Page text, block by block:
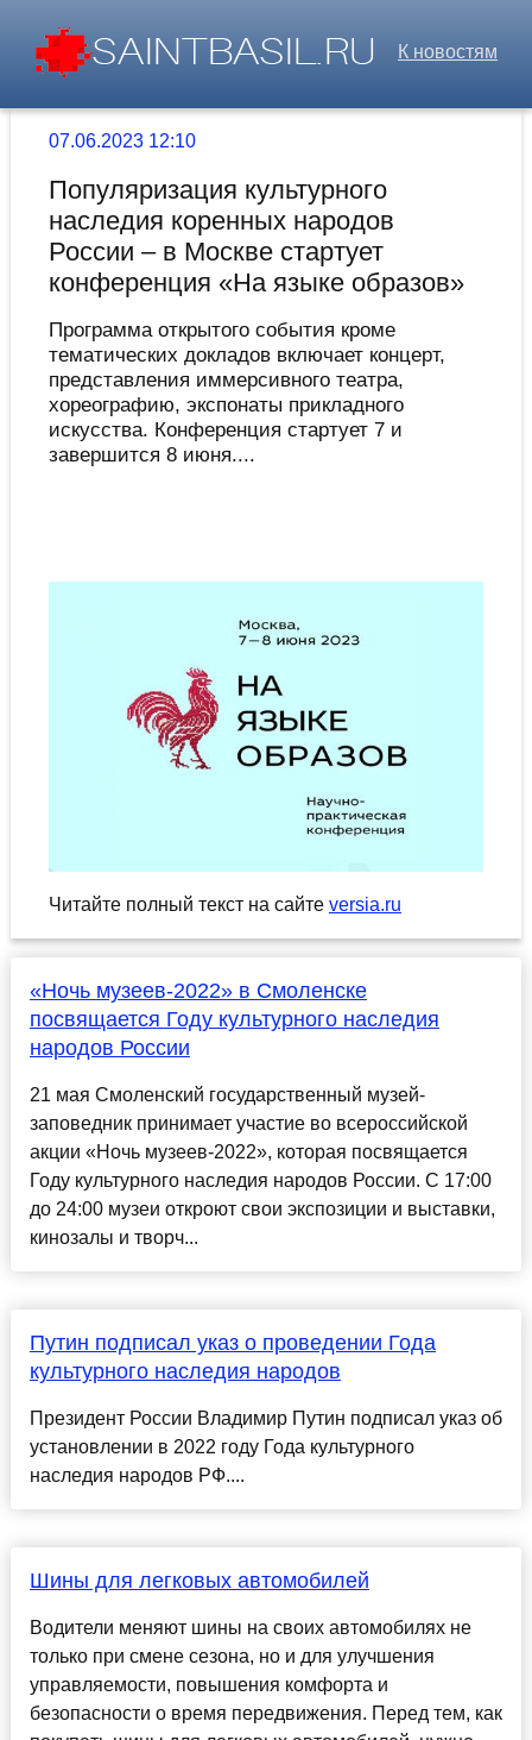
К новостям
07.06.2023 12:10
Популяризация культурного
наследия коренных народов
России – в Москве стартует
конференция «На языке образов»
Программа открытого события кроме
тематических докладов включает концерт,
представления иммерсивного театра,
хореографию, экспонаты прикладного
искусства. Конференция стартует 7 и
завершится 8 июня....
Читайте полный текст на сайте versia.ru
«Ночь музеев-2022» в Смоленске
посвящается Году культурного наследия
народов России
21 мая Смоленский государственный музей-
заповедник принимает участие во всероссийской
акции «Ночь музеев-2022», которая посвящается
Году культурного наследия народов России. С 17:00
до 24:00 музеи откроют свои экспозиции и выставки,
кинозалы и творч...
Путин подписал указ о проведении Года
культурного наследия народов
Президент России Владимир Путин подписал указ об
установлении в 2022 году Года культурного
наследия народов РФ....
Шины для легковых автомобилей
Водители меняют шины на своих автомобилях не
только при смене сезона, но и для улучшения
управляемости, повышения комфорта и
безопасности о время передвижения. Перед тем, как